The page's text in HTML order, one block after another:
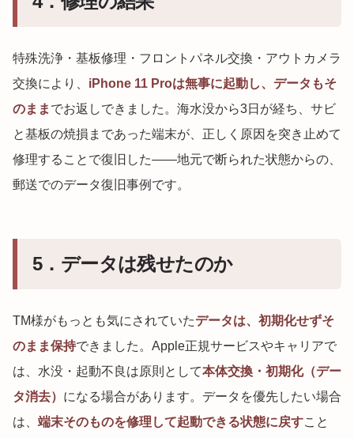
特殊洗浄・基板修理・フロントパネル交換・アウトカメラ
交換により、 iPhone 11 Proは無事に起動し、データもそ
のまま でお返しできました。海水没から3日が経ち、サビ
と基板の焼損まであった端末が、正しく原因を突き止めて
修理することで復旧した——地元で断られた状態からの、
郵送でのデータ復旧事例です。
5．データは残せたのか
TM様がもっとも気にされていたデータは、初期化せずそ
のまま保持できました。Apple正規サービスやキャリアで
は、水没・起動不良は原則として本体交換・初期化（デー
タ消去） になる場合があります。データを優先したい場合
は、 端末そのものを修理して起動できる状態に戻すこと